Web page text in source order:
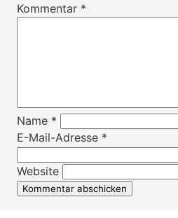
Kommentar *
Name *
E-Mail-Adresse *
Website